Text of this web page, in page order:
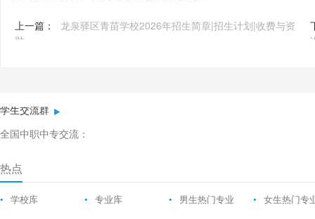
上一篇：
龙泉驿区青苗学校2026年招生简章|招生计划|收费与资
助
学生交流群
全国中职中专交流：
热点
• 学校库 • 专业库 • 男生热门专业 • 女生热门专